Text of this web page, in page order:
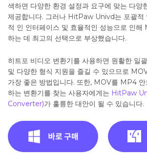
색하면 다양한 환경 설정과 요구에 맞는 다양
제공합니다. 그러나 HitPaw Univd는 포괄적
적 인 인터페이스 및 효율적인 성능으로 인
하는 데 최고의 선택으로 부상했습니다.
히트포 비디오 변환기를 사용하면 원활한 일
및 다양한 형식 지원을 즐길 수 있으므로
가장 좋은 방법입니다. 또한, MOV를 MP4
하는 변환기를 찾는 사용자에게는 HitPaw
Converter)가 훌륭한 대안이 될 수 있습니다.